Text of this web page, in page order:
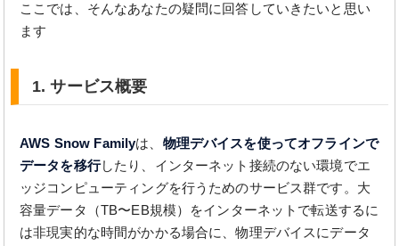
ここでは、そんなあなたの疑問に回答していきたいと思い
ます
1. サービス概要
AWS Snow Familyは、 物理デバイスを使ってオフラインで
データを移行したり、インターネット接続のない環境でエ
ッジコンピューティングを行うためのサービス群です。大
容量データ（TB〜EB規模）をインターネットで転送するに
は非現実的な時間がかかる場合に、物理デバイスにデータ